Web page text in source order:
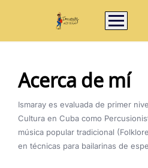
Acerca de mí
Ismaray es evaluada de primer
Cultura en Cuba como
música popular tradicional
en técnicas para bailarinas de